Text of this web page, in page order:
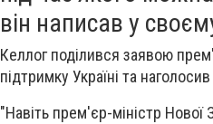
він написав у
Келлог поділився заявою
підтримку Україні та
"Навіть прем'єр-міністр